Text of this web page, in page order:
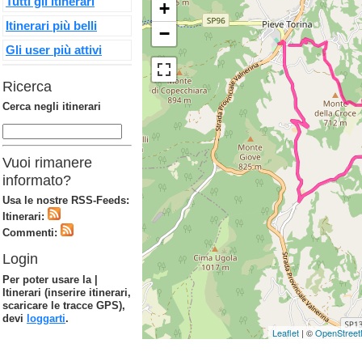
+
−
Leaflet | ©
Itinerari più belli
Gli user più attivi
Ricerca
Cerca negli itinerari
Vuoi rimanere
informato?
Usa le nostre RSS-Feeds:
Itinerari:
Commenti:
Login
Per poter usare la |
Itinerari (inserire itinerari,
scaricare le tracce GPS),
devi loggarti.